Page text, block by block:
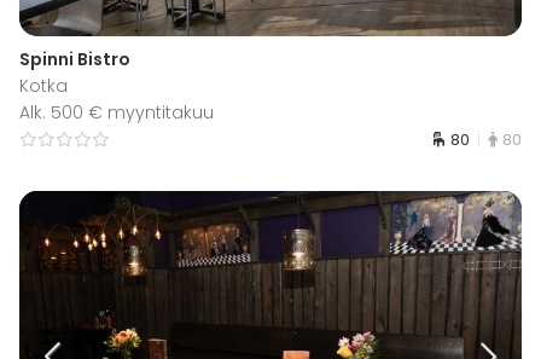
Spinni Bistro
Kotka
Alk. 500 € myyntitakuu
80 80